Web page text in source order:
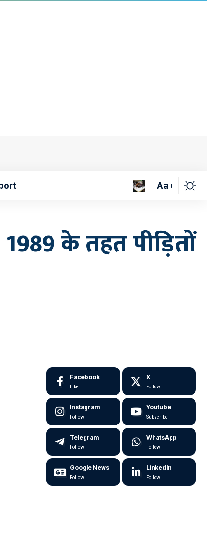
Aa
के तहत पीड़ितों
Facebook
Like
X
Follow
Instagram
Follow
Youtube
Subscribe
Telegram
Follow
WhatsApp
Follow
Google News
Follow
LinkedIn
Follow